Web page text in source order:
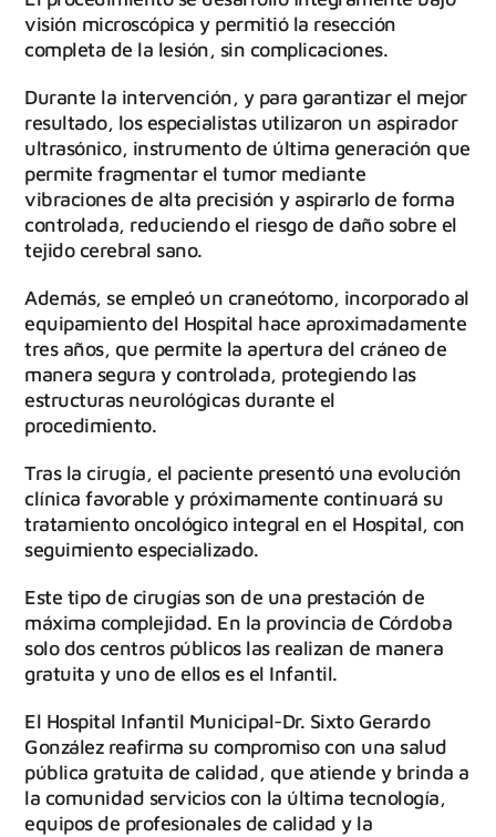
visión microscópica y permitió la resección
completa de la lesión, sin complicaciones.
Durante la intervención, y para garantizar el mejor
resultado, los especialistas utilizaron un aspirador
ultrasónico, instrumento de última generación que
permite fragmentar el tumor mediante
vibraciones de alta precisión y aspirarlo de forma
controlada, reduciendo el riesgo de daño sobre el
tejido cerebral sano.
Además, se empleó un craneótomo, incorporado al
equipamiento del Hospital hace aproximadamente
tres años, que permite la apertura del cráneo de
manera segura y controlada, protegiendo las
estructuras neurológicas durante el
procedimiento.
Tras la cirugía, el paciente presentó una evolución
clínica favorable y próximamente continuará su
tratamiento oncológico integral en el Hospital, con
seguimiento especializado.
Este tipo de cirugías son de una prestación de
máxima complejidad. En la provincia de Córdoba
solo dos centros públicos las realizan de manera
gratuita y uno de ellos es el Infantil.
El Hospital Infantil Municipal-Dr. Sixto Gerardo
González reafirma su compromiso con una salud
pública gratuita de calidad, que atiende y brinda a
la comunidad servicios con la última tecnología,
equipos de profesionales de calidad y la